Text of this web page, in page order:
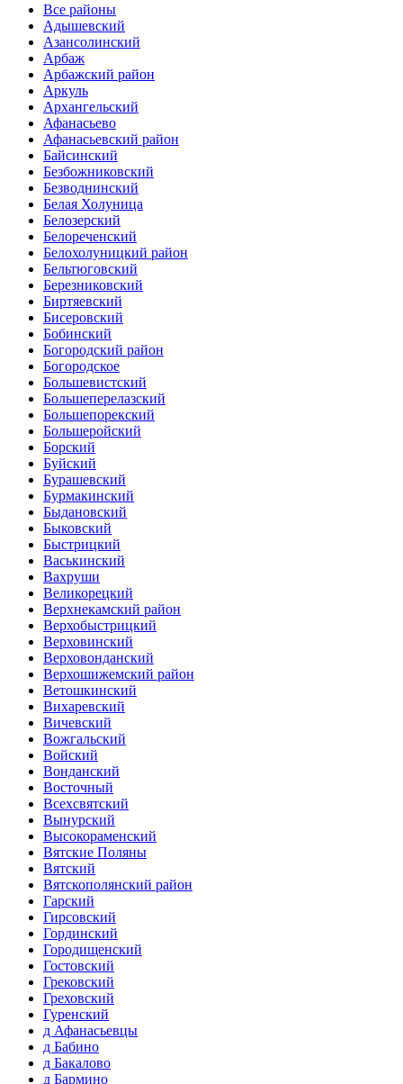
Все районы
Адышевский
Азансолинский
Арбаж
Арбажский район
Аркуль
Архангельский
Афанасьево
Афанасьевский район
Байсинский
Безбожниковский
Безводнинский
Белая Холуница
Белозерский
Белореченский
Белохолуницкий район
Бельтюговский
Березниковский
Биртяевский
Бисеровский
Бобинский
Богородский район
Богородское
Большевистский
Большеперелазский
Большепорекский
Большеройский
Борский
Буйский
Бурашевский
Бурмакинский
Быдановский
Быковский
Быстрицкий
Васькинский
Вахруши
Великорецкий
Верхнекамский район
Верхобыстрицкий
Верховинский
Верховонданский
Верхошижемский район
Ветошкинский
Вихаревский
Вичевский
Вожгальский
Войский
Вонданский
Восточный
Всехсвятский
Вынурский
Высокораменский
Вятские Поляны
Вятский
Вятскополянский район
Гарский
Гирсовский
Гординский
Городищенский
Гостовский
Грековский
Греховский
Гуренский
д Афанасьевцы
д Бабино
д Бакалово
д Бармино